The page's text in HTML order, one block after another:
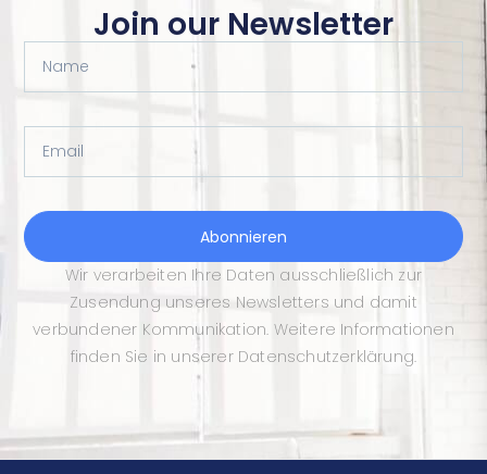
Join our Newsletter
Abonnieren
Wir verarbeiten Ihre Daten ausschließlich zur
Zusendung unseres Newsletters und damit
verbundener Kommunikation. Weitere Informationen
finden Sie in unserer Datenschutzerklärung.